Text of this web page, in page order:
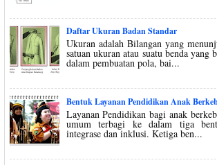
Daftar Ukuran Badan Standar
Ukuran adalah Bilangan yang
satuan ukuran atau suatu benda yang
dalam pembuatan pola, bai...
Bentuk Layanan Pendidikan Anak
Layanan Pendidikan bagi anak
umum terbagi ke dalam tiga
integrase dan inklusi. Ketiga ben...